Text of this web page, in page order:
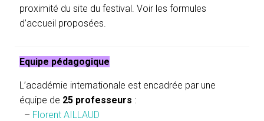
proximité du site du festival. Voir les formules
d’accueil proposées.
Equipe pédagogique
L’académie internationale est encadrée par une
équipe de 25 professeurs :
– Florent AILLAUD